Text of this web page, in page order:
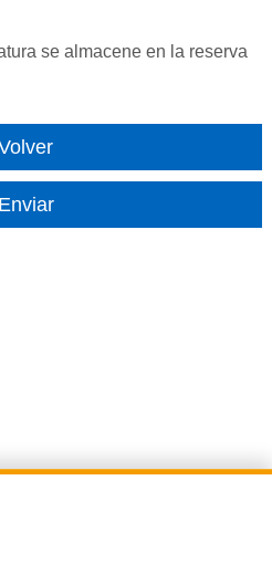
se almacene en la reserva
Enviar